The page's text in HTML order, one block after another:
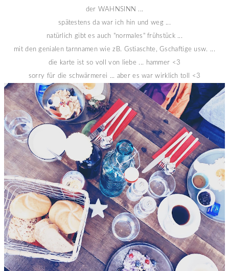
der WAHNSINN ...
spätestens da war ich hin und weg ...
natürlich gibt es auch "normales" frühstück ...
mit den genialen tarnnamen wie zB. Gstiaschte, Gschaftige usw. ...
die karte ist so voll von liebe ... hammer <3
sorry für die schwärmerei ... aber es war wirklich toll <3